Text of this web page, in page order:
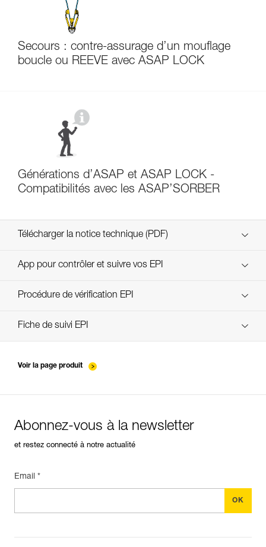
Secours : contre-assurage d’un mouflage
boucle ou REEVE avec ASAP LOCK
Générations d’ASAP et ASAP LOCK -
Compatibilités avec les ASAP’SORBER
Télécharger la notice technique (PDF)
Technical Notice
App pour contrôler et suivre vos EPI
découvrez ePPEcentre
Procédure de vérification EPI
verif EPI-ASAP'SORBER-procedure-FR
Fiche de suivi EPI
Voir la page produit
Abonnez-vous à la newsletter
et restez connecté à notre actualité
Email *